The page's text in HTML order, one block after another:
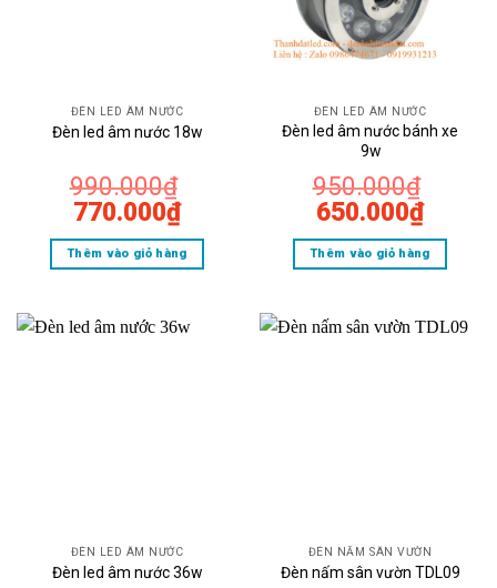
ĐÈN LED ÂM NƯỚC
Đèn led âm nước 18w
990.000₫
Giá
gốc
là:
770.000₫Giá
hiện
tại
770.000₫.
Thêm vào giỏ hàng
ĐÈN LED ÂM NƯỚC
Đèn led âm nước bánh xe
9w
950.000₫
Giá
gốc
là:
650.000₫Giá
hiện
tại
Thêm vào giỏ hàng
ĐÈN LED ÂM NƯỚC
Đèn led âm nước 36w
ĐÈN NẤM SÂN VƯỜN
Đèn nấm sân vườn TDL09